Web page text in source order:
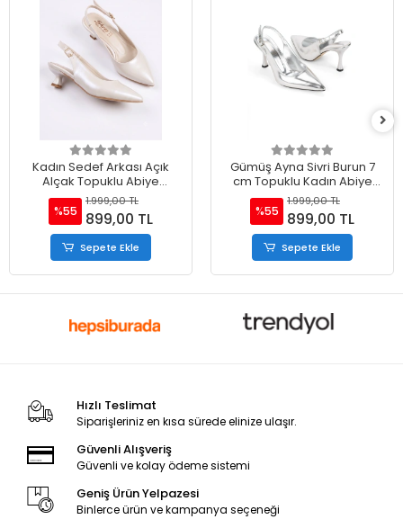
Kadın Sedef Arkası Açık
Alçak Topuklu Abiye
Ayakkabı
%55
1.999,00 TL
899,00 TL
Sepete Ekle
Gümüş Ayna Sivri Burun 7
cm Topuklu Kadın Abiye
Ayakkabı
%55
1.999,00 TL
899,00 TL
Sepete Ekle
Hızlı Teslimat
Siparişleriniz en kısa sürede elinize ulaşır.
Güvenli Alışveriş
Güvenli ve kolay ödeme sistemi
Geniş Ürün Yelpazesi
Binlerce ürün ve kampanya seçeneği